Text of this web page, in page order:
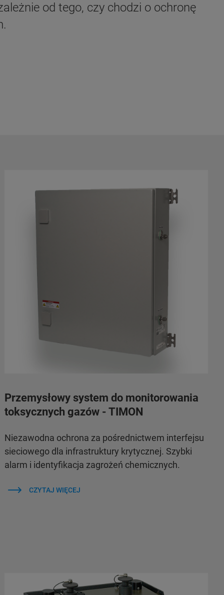
od tego, czy chodzi o ochronę
Przemysłowy system do monitorowania
toksycznych gazów - TIMON
Niezawodna ochrona za pośrednictwem interfejsu
sieciowego dla infrastruktury krytycznej. Szybki
alarm i identyfikacja zagrożeń chemicznych.
CZYTAJ WIĘCEJ